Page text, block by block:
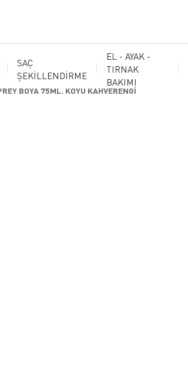
SAÇ
ŞEKİLLENDİRME
EL - AYAK -
TIRNAK
BAKIMI
BOYA 75ML. KOYU KAHVERENGİ